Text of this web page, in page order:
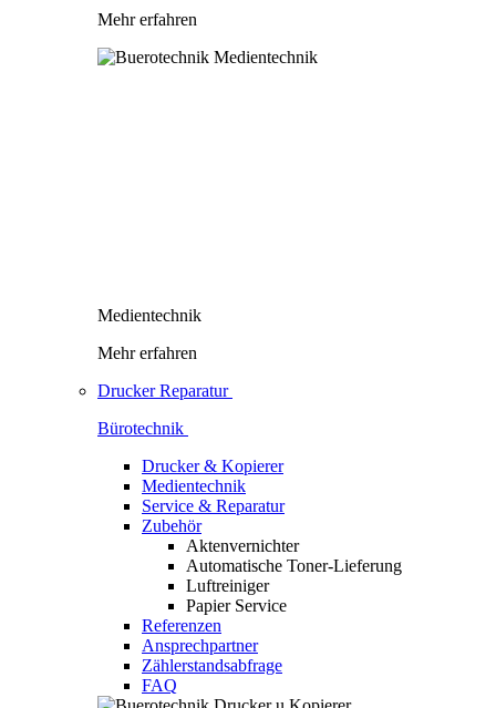
Mehr erfahren
Medientechnik
Mehr erfahren
Drucker Reparatur
Bürotechnik
Drucker & Kopierer
Medientechnik
Service & Reparatur
Zubehör
Aktenvernichter
Automatische Toner-Lieferung
Luftreiniger
Papier Service
Referenzen
Ansprechpartner
Zählerstandsabfrage
FAQ